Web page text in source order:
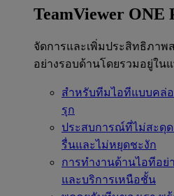
TeamViewer ONE
จัดการและเพิ่มประสิทธิภา
อย่างรอบด้านโดยรวมอยู่ใน
สำหรับทีมไอทีแบบคล่อ
รุก
ประสบการณ์ที่ไม่สะดุด
รื่นและไม่หยุดชะงัก
การทำงานด้านไอทีอย่
และบริการเหนือชั้น